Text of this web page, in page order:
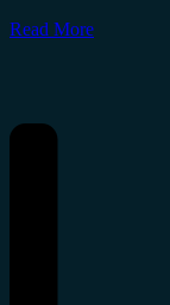
Read More